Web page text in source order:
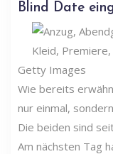
Blind Date
Getty Images
Wie bereits
nur einmal,
Die beiden sind
Am nächsten Tag